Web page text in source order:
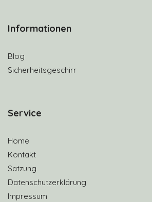
Informationen
Blog
Sicherheitsgeschirr
Service
Home
Kontakt
Satzung
Datenschutzerklärung
Impressum